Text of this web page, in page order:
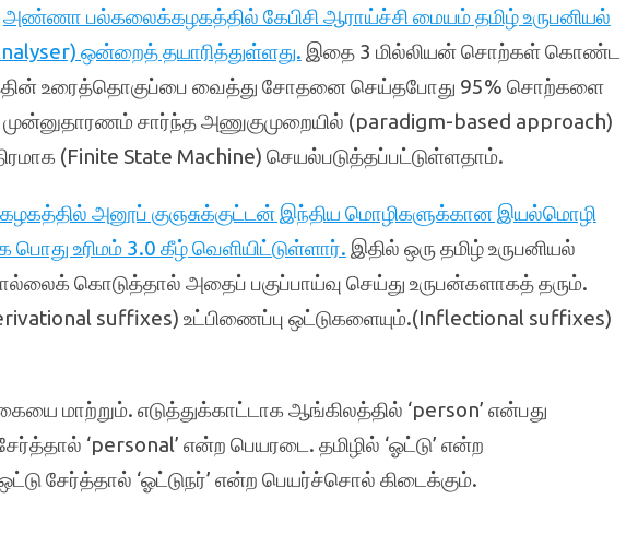
அண்ணா பல்கலைக்கழகத்தில் கேபிசி ஆராய்ச்சி மையம் தமிழ் உருபனியல்
ஒன்றைத் தயாரித்துள்ளது. இதை 3 மில்லியன் சொற்கள் கொண்ட
உரைத்தொகுப்பை வைத்து சோதனை செய்தபோது 95% சொற்களை
சார்ந்த அணுகுமுறையில் (paradigm-based approach)
(Finite State Machine) செயல்படுத்தப்பட்டுள்ளதாம்.
அனூப் குஞசுக்குட்டன் இந்திய மொழிகளுக்கான இயல்மொழி
உரிமம் 3.0 கீழ் வெளியிட்டுள்ளார். இதில் ஒரு தமிழ் உருபனியல்
கொடுத்தால் அதைப் பகுப்பாய்வு செய்து உருபன்களாகத் தரும்.
suffixes) உட்பிணைப்பு ஒட்டுகளையும்.(Inflectional suffixes)
மாற்றும். எடுத்துக்காட்டாக ஆங்கிலத்தில் ‘person’ என்பது
‘personal’ என்ற பெயரடை. தமிழில் ‘ஓட்டு’ என்ற
சேர்த்தால் ‘ஓட்டுநர்’ என்ற பெயர்ச்சொல் கிடைக்கும்.